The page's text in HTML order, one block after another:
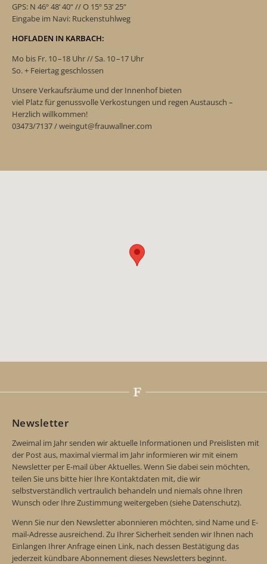
GPS: N 46º 48‘ 40“ // O 15º 53‘ 25“
Eingabe im Navi: Ruckenstuhlweg
HOFLADEN IN KARBACH:
Mo bis Fr. 10 –18 Uhr // Sa. 10 –17 Uhr
So. + Feiertag geschlossen
Unsere Verkaufsräume und der Innenhof bieten
viel Platz für genussvolle Verkostungen und regen Austausch –
Herzlich willkommen!
03473/7137 / weingut@frauwallner.com
Newsletter
Zweimal im Jahr senden wir aktuelle Informationen und Preislisten mit
der Post aus, maximal viermal im Jahr informieren wir mit einem
Newsletter per E-mail über Aktuelles. Wenn Sie dabei sein möchten,
teilen Sie uns bitte hier Ihre Kontaktdaten mit, die wir
selbstverständlich vertraulich behandeln und niemals ohne Ihren
Wunsch oder Ihre Zustimmung weitergeben (siehe Datenschutz).
Wenn Sie nur den Newsletter abonnieren möchten, sind Name und E-
mail-Adresse ausreichend. Zu Ihrer Sicherheit senden wir Ihnen nach
Einlangen Ihrer Anfrage einen Link, nach dessen Bestätigung das
jederzeit kündbare Abonnement dieses Newsletters beginnt.